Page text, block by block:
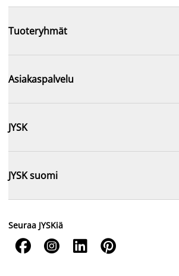
Tuoteryhmät
Asiakaspalvelu
JYSK
JYSK suomi
Seuraa JYSKiä
   